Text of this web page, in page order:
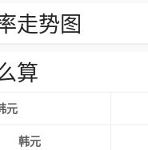
走势图
算
元
韩元